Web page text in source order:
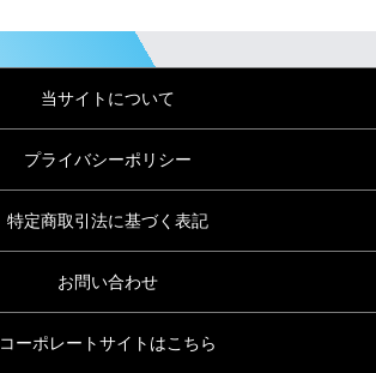
当サイトについて
プライバシーポリシー
特定商取引法に基づく表記
お問い合わせ
コーポレートサイトはこちら